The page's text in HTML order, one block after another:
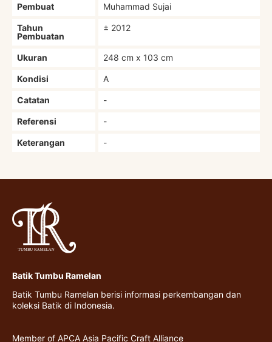
Pembuat Muhammad Sujai
Tahun
Pembuatan
± 2012
Ukuran 248 cm x 103 cm
Kondisi A
Catatan -
Referensi -
Keterangan -
Batik Tumbu Ramelan
Batik Tumbu Ramelan berisi informasi perkembangan dan
koleksi Batik di Indonesia.
Member of APCA Asia Pacific Craft Alliance